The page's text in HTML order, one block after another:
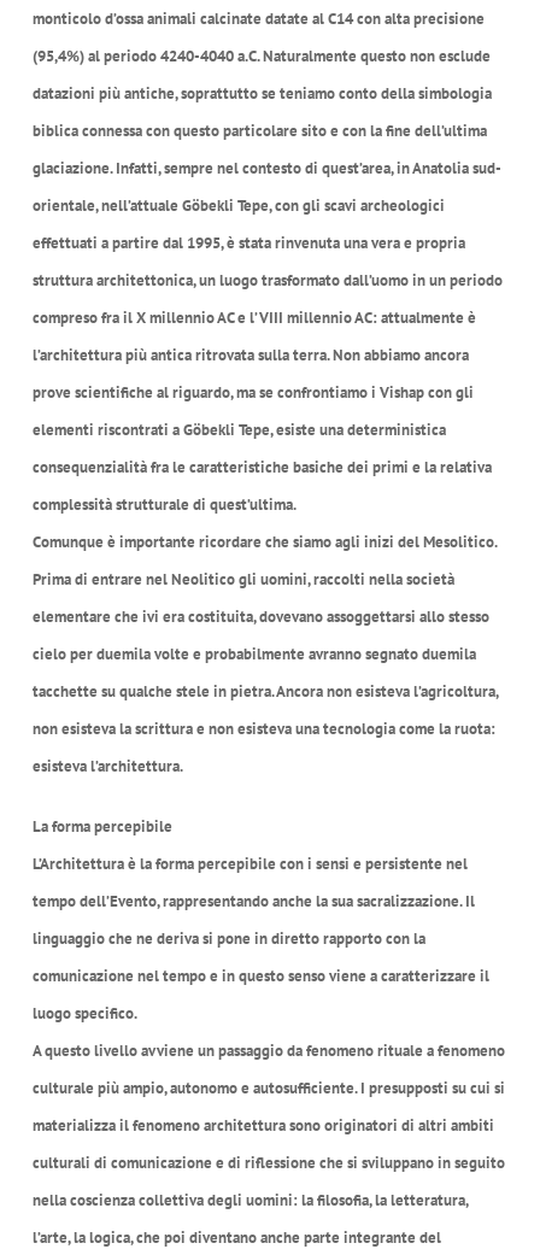
monticolo d’ossa animali calcinate datate al C14 con alta precisione
(95,4%) al periodo 4240-4040 a.C. Naturalmente questo non esclude
datazioni più antiche, soprattutto se teniamo conto della simbologia
biblica connessa con questo particolare sito e con la fine dell’ultima
glaciazione. Infatti, sempre nel contesto di quest’area, in Anatolia sud-
orientale, nell’attuale Göbekli Tepe, con gli scavi archeologici
effettuati a partire dal 1995, è stata rinvenuta una vera e propria
struttura architettonica, un luogo trasformato dall’uomo in un periodo
compreso fra il X millennio AC e l’VIII millennio AC: attualmente è
l’architettura più antica ritrovata sulla terra. Non abbiamo ancora
prove scientifiche al riguardo, ma se confrontiamo i Vishap con gli
elementi riscontrati a Göbekli Tepe, esiste una deterministica
consequenzialità fra le caratteristiche basiche dei primi e la relativa
complessità strutturale di quest’ultima.
Comunque è importante ricordare che siamo agli inizi del Mesolitico.
Prima di entrare nel Neolitico gli uomini, raccolti nella società
elementare che ivi era costituita, dovevano assoggettarsi allo stesso
cielo per duemila volte e probabilmente avranno segnato duemila
tacchette su qualche stele in pietra. Ancora non esisteva l’agricoltura,
non esisteva la scrittura e non esisteva una tecnologia come la ruota:
esisteva l’architettura.
La forma percepibile
L’Architettura è la forma percepibile con i sensi e persistente nel
tempo dell’Evento, rappresentando anche la sua sacralizzazione. Il
linguaggio che ne deriva si pone in diretto rapporto con la
comunicazione nel tempo e in questo senso viene a caratterizzare il
luogo specifico.
A questo livello avviene un passaggio da fenomeno rituale a fenomeno
culturale più ampio, autonomo e autosufficiente. I presupposti su cui si
materializza il fenomeno architettura sono originatori di altri ambiti
culturali di comunicazione e di riflessione che si sviluppano in seguito
nella coscienza collettiva degli uomini: la filosofia, la letteratura,
l’arte, la logica, che poi diventano anche parte integrante del